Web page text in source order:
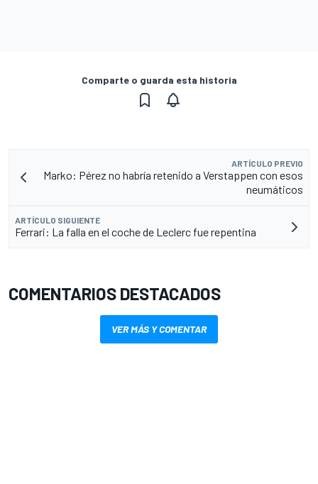
Comparte o guarda esta historia
ARTÍCULO PREVIO
Marko: Pérez no habría retenido a Verstappen con esos
neumáticos
ARTÍCULO SIGUIENTE
Ferrari: La falla en el coche de Leclerc fue repentina
COMENTARIOS DESTACADOS
VER MÁS Y COMENTAR